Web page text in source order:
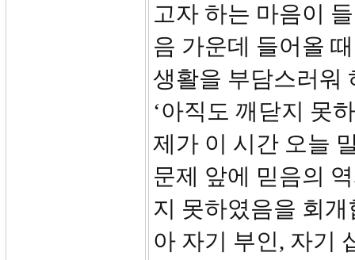
고자 하는 마음이
음 가운데 들어올
생활을 부담스러워
‘아직도 깨닫지 못
제가 이 시간 오늘
문제 앞에 믿음의
지 못하였음을 회
아 자기 부인, 자기